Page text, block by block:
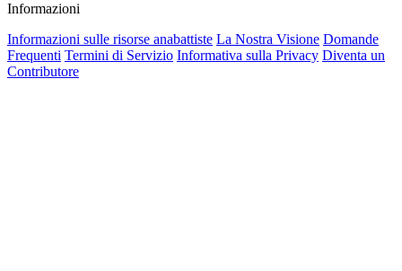
Informazioni
Informazioni sulle risorse anabattiste La Nostra Visione Domande
Frequenti Termini di Servizio Informativa sulla Privacy Diventa un
Contributore